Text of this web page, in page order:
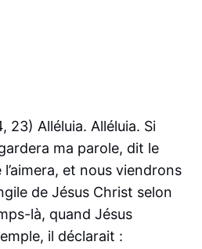
23) Alléluia. Alléluia. Si
gardera ma parole, dit le
et nous viendrons
de Jésus Christ selon
là, quand Jésus
il déclarait :